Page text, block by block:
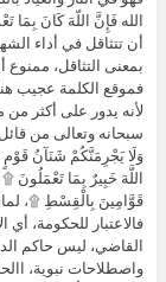
الله فَإِنَّ اللّهَ كَانَ بِمَا
أن تتثاقل في أداء
بمعنى التثاقل،
فموقع الكلمة عجيب
لأنه يدور على أكثر من
سبحانه وتعالى من
وَلَا يَجْرِمَنَّكُمْ شَنَآنُ قَوْمٍ
اللَّهَ خَبِيرٌ بِمَا تَعْمَلُونَ
قَوَّامِينَ بِالْقِسْطِ ۩،
فالاعتبار للحكومة، أي
القاضي، ليس حاكم
واصطلاحات نبوية،